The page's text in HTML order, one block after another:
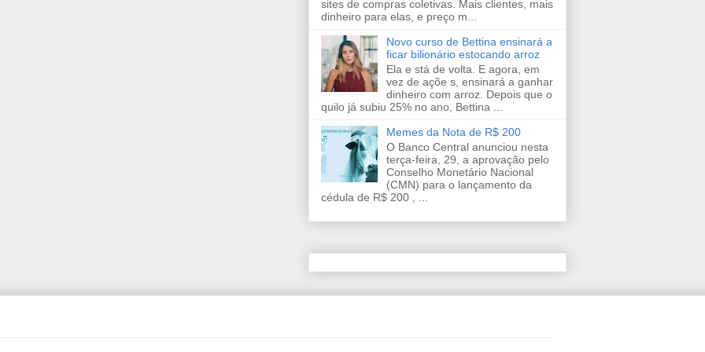
sites de compras coletivas. Mais clientes, mais
dinheiro para elas, e preço m...
Novo curso de Bettina ensinará a
ficar bilionário estocando arroz
Ela e stá de volta. E agora, em
vez de açõe s, ensinará a ganhar
dinheiro com arroz. Depois que o
quilo já subiu 25% no ano, Bettina ...
Memes da Nota de R$ 200
O Banco Central anunciou nesta
terça-feira, 29, a aprovação pelo
Conselho Monetário Nacional
(CMN) para o lançamento da
cédula de R$ 200 , ...